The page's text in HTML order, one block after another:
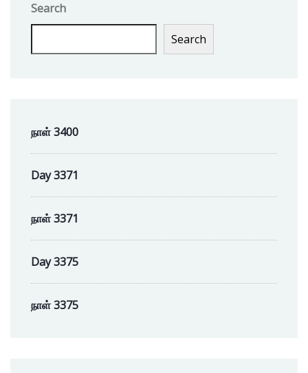
Search
Search
நாள் 3400
Day 3371
நாள் 3371
Day 3375
நாள் 3375